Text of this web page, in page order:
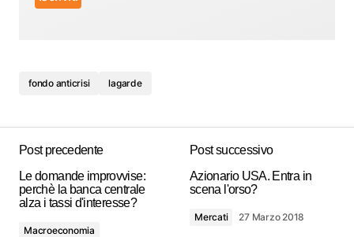
fondo anticrisi lagarde
Post precedente
Le domande improvvise:
perchè la banca centrale
alza i tassi d'interesse?
Macroeconomia
Post successivo
Azionario USA. Entra in
scena l'orso?
Mercati 27 Marzo 2018